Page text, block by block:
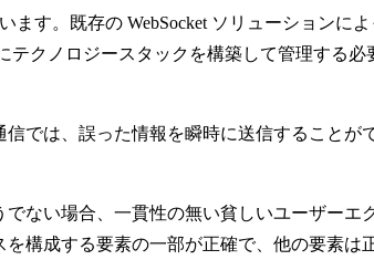
す。既存の WebSocket ソリューションに
テクノロジースタックを構築して管理する
では、誤った情報を瞬時に送信することが
ない場合、一貫性の無い貧しいユーザーエ
構成する要素の一部が正確で、他の要素は